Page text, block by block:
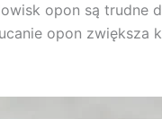
opon są trudne
opon zwiększa